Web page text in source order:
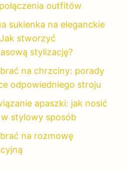
outfitów
sukienka na eleganckie
stworzyć
stylizację?
na chrzciny: porady
odpowiedniego stroju
apaszki: jak nosić
stylowy sposób
na rozmowę